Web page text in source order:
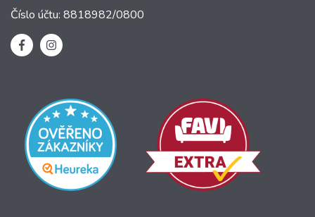
Číslo účtu: 8818982/0800